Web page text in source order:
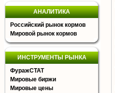
АНАЛИТИКА
Российский рынок кормов
Мировой рынок кормов
ИНСТРУМЕНТЫ РЫНКА
ФуражСТАТ
Мировые биржи
Мировые цены